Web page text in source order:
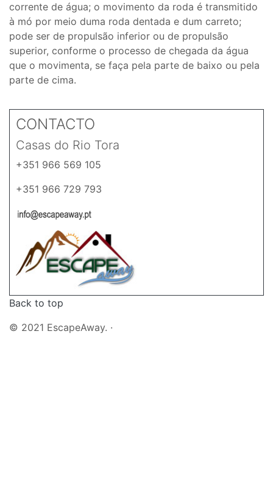
corrente de água; o movimento da roda é transmitido
à mó por meio duma roda dentada e dum carreto;
pode ser de propulsão inferior ou de propulsão
superior, conforme o processo de chegada da água
que o movimenta, se faça pela parte de baixo ou pela
parte de cima.
CONTACTO
Casas do Rio Tora
+351 966 569 105
+351 966 729 793
Back to top
© 2021 EscapeAway. ·